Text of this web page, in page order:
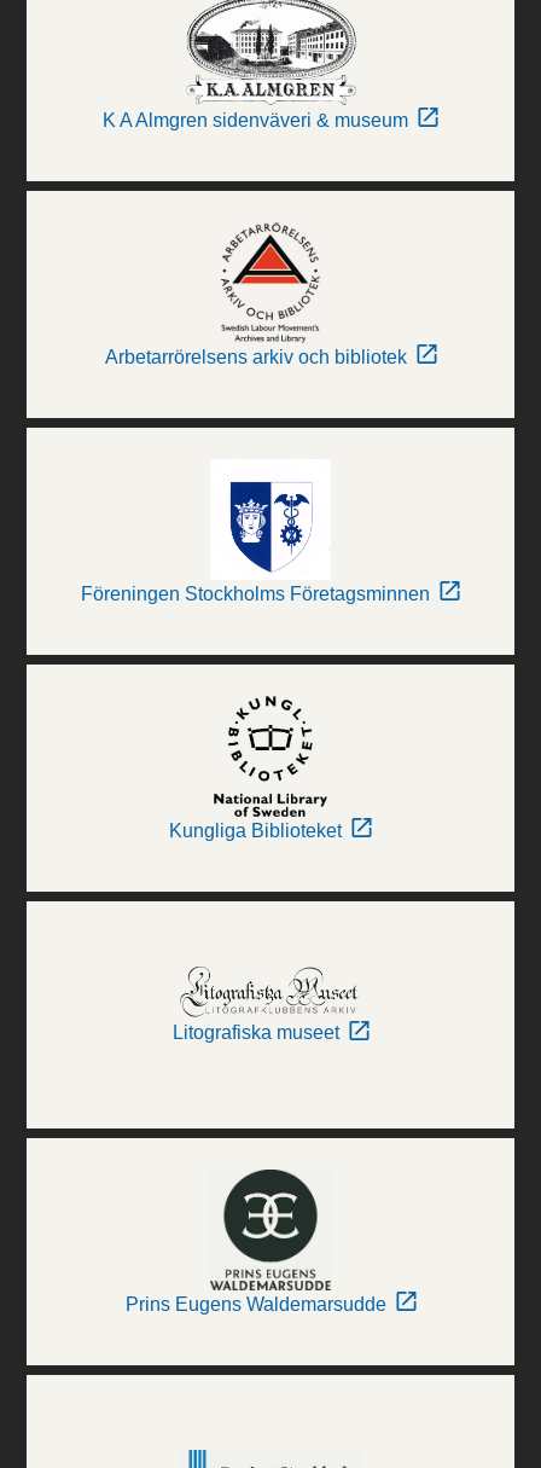
K A Almgren sidenväveri & museum
Arbetarrörelsens arkiv och bibliotek
Föreningen Stockholms Företagsminnen
Kungliga Biblioteket
Litografiska museet
Prins Eugens Waldemarsudde